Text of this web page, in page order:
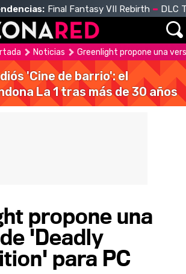
Final Fantasy VII Rebirth DLC
Noticias Greenlight propone una
'Cine de barrio': el
La 1 tras más de 30 años
propone una
'Deadly
para PC